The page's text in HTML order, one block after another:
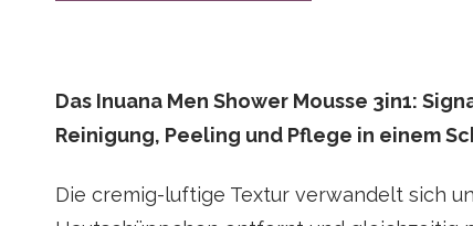
Das Inuana Men Shower Mousse 3in1:
Reinigung, Peeling und Pflege in einem
Die cremig-luftige Textur verwandelt sich